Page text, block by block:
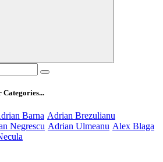
Categories...
Barna Adrian Brezulianu
Negrescu Adrian Ulmeanu Alex Blaga